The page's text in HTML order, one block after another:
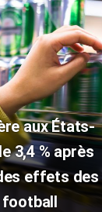
aux États-
3,4 % après
effets des